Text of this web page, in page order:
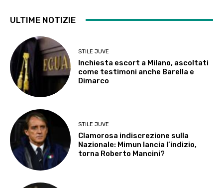
ULTIME NOTIZIE
STILE JUVE
Inchiesta escort a Milano, ascoltati
come testimoni anche Barella e
Dimarco
STILE JUVE
Clamorosa indiscrezione sulla
Nazionale: Mimun lancia l’indizio,
torna Roberto Mancini?